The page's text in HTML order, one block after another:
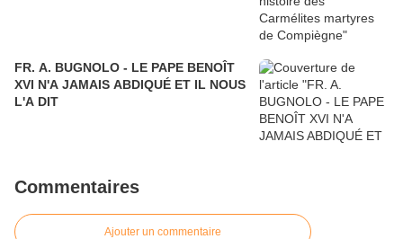
FR. A. BUGNOLO - LE PAPE BENOÎT
XVI N'A JAMAIS ABDIQUÉ ET IL NOUS
L'A DIT
Commentaires
Ajouter un commentaire